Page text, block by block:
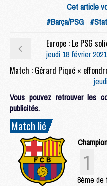
Cet article
#Barça/PSG
jeudi 18 février
Vous pouvez retrouver les
publicités.
Match lié
1
8ème de